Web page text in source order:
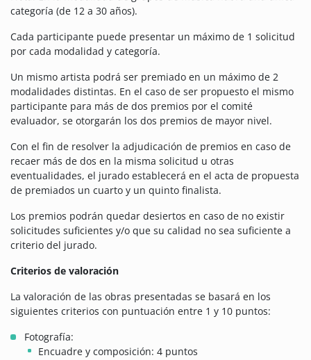
categoría (de 12 a 30 años).
Cada participante puede presentar un máximo de 1 solicitud
por cada modalidad y categoría.
Un mismo artista podrá ser premiado en un máximo de 2
modalidades distintas. En el caso de ser propuesto el mismo
participante para más de dos premios por el comité
evaluador, se otorgarán los dos premios de mayor nivel.
Con el fin de resolver la adjudicación de premios en caso de
recaer más de dos en la misma solicitud u otras
eventualidades, el jurado establecerá en el acta de propuesta
de premiados un cuarto y un quinto finalista.
Los premios podrán quedar desiertos en caso de no existir
solicitudes suficientes y/o que su calidad no sea suficiente a
criterio del jurado.
Criterios de valoración
La valoración de las obras presentadas se basará en los
siguientes criterios con puntuación entre 1 y 10 puntos:
Fotografía:
Encuadre y composición: 4 puntos